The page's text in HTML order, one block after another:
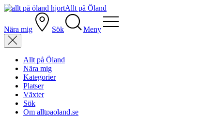
Allt på Öland
Nära mig Sök Meny
Allt på Öland
Nära mig
Kategorier
Platser
Växter
Sök
Om alltpaoland.se